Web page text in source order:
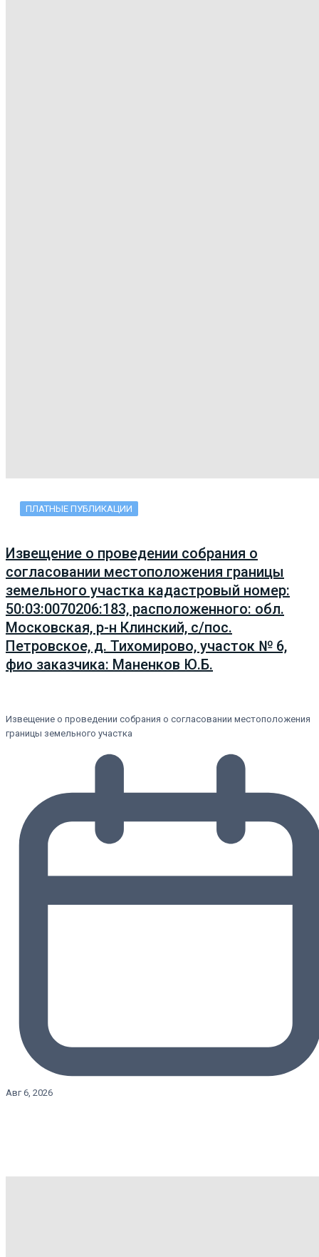
ПЛАТНЫЕ ПУБЛИКАЦИИ
Извещение о проведении собрания о
согласовании местоположения границы
земельного участка кадастровый номер:
50:03:0070206:183, расположенного: обл.
Московская, р-н Клинский, с/пос.
Петровское, д. Тихомирово, участок № 6,
фио заказчика: Маненков Ю.Б.
Извещение о проведении собрания о согласовании местоположения
границы земельного участка
Авг 6, 2026